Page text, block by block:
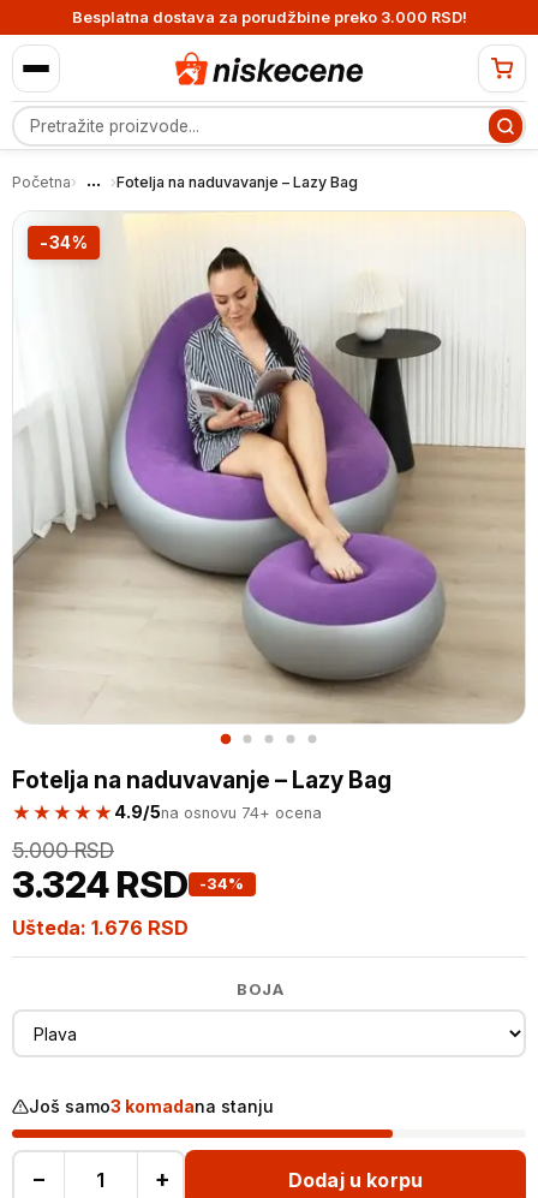
Besplatna dostava za porudžbine preko 3.000 RSD!
Pretraga proizvoda
Početna› ... ›Fotelja na naduvavanje – Lazy Bag
-34%
Fotelja na naduvavanje – Lazy Bag
★★★★★ 4.9/5na osnovu 74+ ocena
-34%
3.324 RSD
5.000 RSD
Ušteda: 1.676 RSD
BOJA
Još samo3 komadana stanju
− + Dodaj u korpu